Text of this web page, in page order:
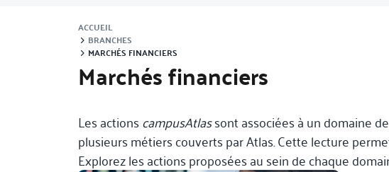
ACCUEIL
BRANCHES
MARCHÉS FINANCIERS
Marchés financiers
Les actionscampusAtlassont associées à un domaine
plusieurs métiers couverts par Atlas. Cette lecture
Explorez les actions proposées au sein de chaque